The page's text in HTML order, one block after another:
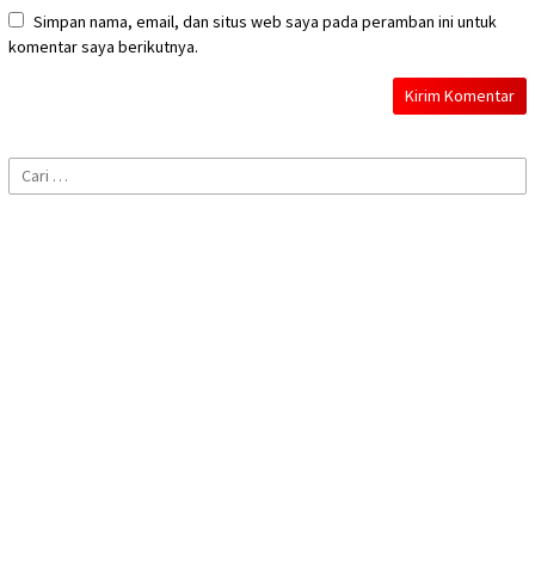
Simpan nama, email, dan situs web saya pada peramban ini untuk
komentar saya berikutnya.
Cari
untuk: